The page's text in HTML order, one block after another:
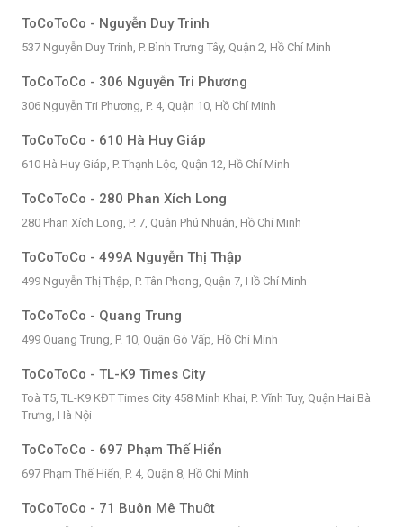
ToCoToCo - Nguyễn Duy Trinh
537 Nguyễn Duy Trinh, P. Bình Trưng Tây, Quận 2, Hồ Chí Minh
ToCoToCo - 306 Nguyễn Tri Phương
306 Nguyễn Tri Phương, P. 4, Quận 10, Hồ Chí Minh
ToCoToCo - 610 Hà Huy Giáp
610 Hà Huy Giáp, P. Thạnh Lộc, Quận 12, Hồ Chí Minh
ToCoToCo - 280 Phan Xích Long
280 Phan Xích Long, P. 7, Quận Phú Nhuận, Hồ Chí Minh
ToCoToCo - 499A Nguyễn Thị Thập
499 Nguyễn Thị Thập, P. Tân Phong, Quận 7, Hồ Chí Minh
ToCoToCo - Quang Trung
499 Quang Trung, P. 10, Quận Gò Vấp, Hồ Chí Minh
ToCoToCo - TL-K9 Times City
Toà T5, TL-K9 KĐT Times City 458 Minh Khai, P. Vĩnh Tuy, Quận Hai Bà
Trưng, Hà Nội
ToCoToCo - 697 Phạm Thế Hiển
697 Phạm Thế Hiển, P. 4, Quận 8, Hồ Chí Minh
ToCoToCo - 71 Buôn Mê Thuột